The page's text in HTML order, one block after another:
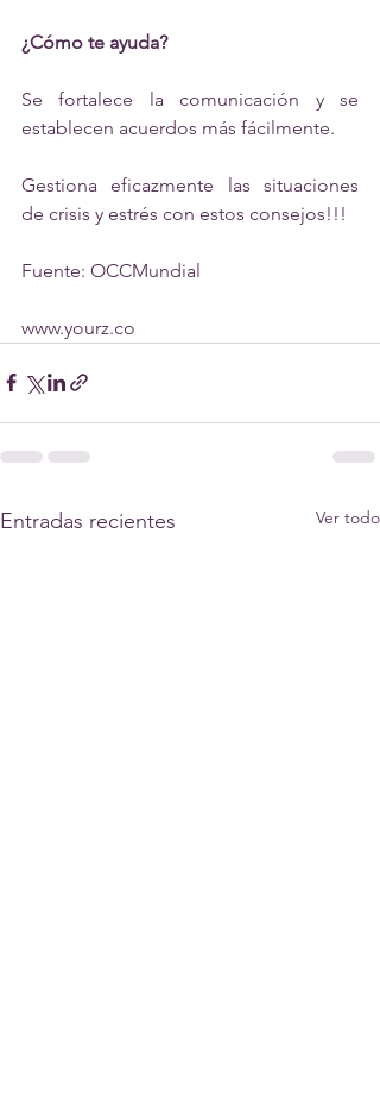
¿Cómo te ayuda?
Se fortalece la comunicación y se
establecen acuerdos más fácilmente.
Gestiona eficazmente las situaciones
de crisis y estrés con estos consejos!!!
Fuente: OCCMundial
www.yourz.co
Entradas recientes Ver todo